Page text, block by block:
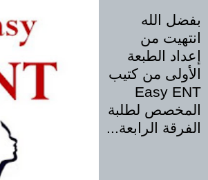
بفضل الله
انتهيت من
إعداد الطبعة
الأولى من كتيب
Easy ENT
المخصص لطلبة
الفرقة الرابعة...